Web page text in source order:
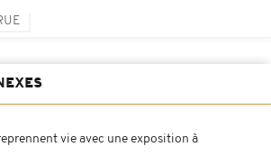
vie avec une exposition à